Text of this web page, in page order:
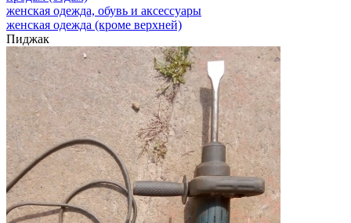
женская одежда, обувь и аксессуары
женская одежда (кроме верхней)
Пиджак